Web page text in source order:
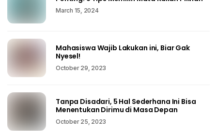
March 15, 2024
Mahasiswa Wajib Lakukan ini, Biar Gak
Nyesel!
October 29, 2023
Tanpa Disadari, 5 Hal Sederhana Ini Bisa
Menentukan Dirimu di Masa Depan
October 25, 2023